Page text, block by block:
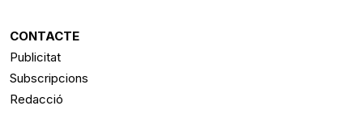
CONTACTE
Publicitat
Subscripcions
Redacció